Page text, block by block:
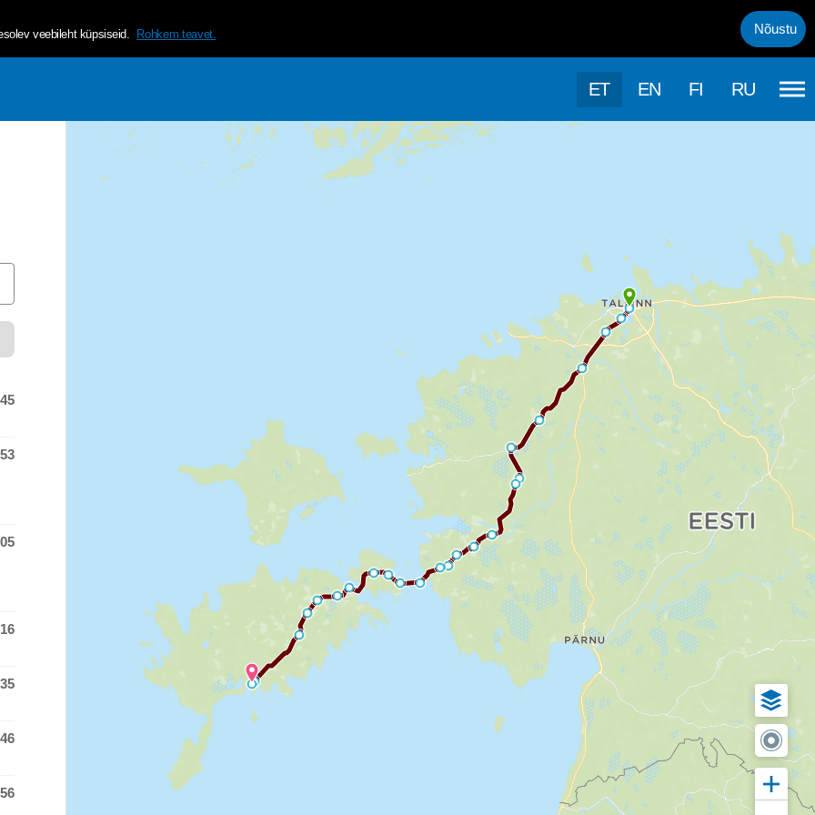
arial, sans-serif;">Tagamaks lehe mugavama ja isikup&auml;rasema kasutamise, kasutab k&auml;esolev veebileht
veebileht küpsiseid. Rohkem teavet. Nõustu
ET EN FI RU
at
at
at
at
at
at
at